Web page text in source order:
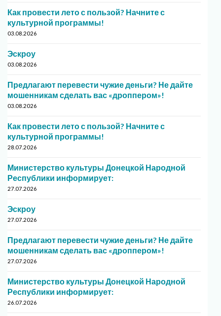
Как провести лето с пользой? Начните с
культурной программы!
03.08.2026
Эскроу
03.08.2026
Предлагают перевести чужие деньги? Не дайте
мошенникам сделать вас «дроппером»!
03.08.2026
Как провести лето с пользой? Начните с
культурной программы!
28.07.2026
Министерство культуры Донецкой Народной
Республики информирует:
27.07.2026
Эскроу
27.07.2026
Предлагают перевести чужие деньги? Не дайте
мошенникам сделать вас «дроппером»!
27.07.2026
Министерство культуры Донецкой Народной
Республики информирует:
26.07.2026